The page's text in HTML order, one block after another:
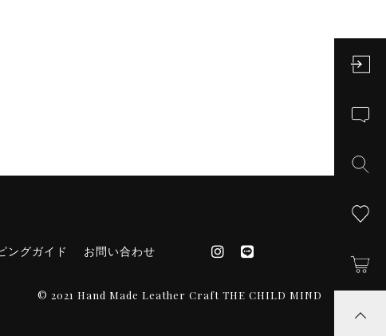
ングガイド お問い合わせ
© 2021 Hand Made Leather Craft THE CHILD MIND